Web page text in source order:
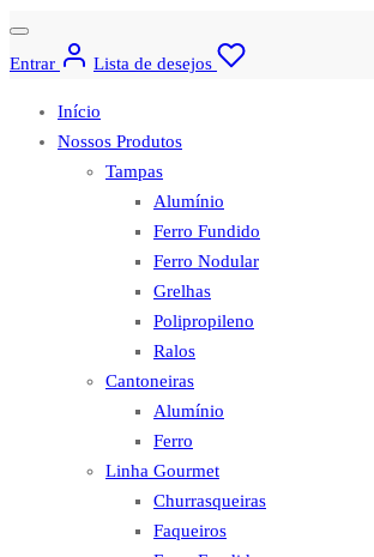
Entrar Lista de desejos
Início
Nossos Produtos
Tampas
Alumínio
Ferro Fundido
Ferro Nodular
Grelhas
Polipropileno
Ralos
Cantoneiras
Alumínio
Ferro
Linha Gourmet
Churrasqueiras
Faqueiros